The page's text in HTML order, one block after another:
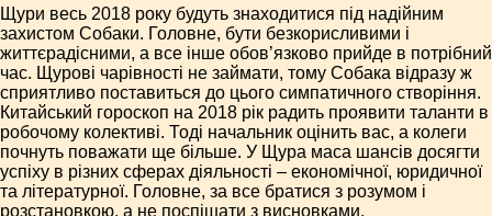
Щури весь 2018 року будуть знаходитися під надійним
захистом Собаки. Головне, бути безкорисливими і
життєрадісними, а все інше обов’язково прийде в потрібний
час. Щурові чарівності не займати, тому Собака відразу ж
сприятливо поставиться до цього симпатичного створіння.
Китайський гороскоп на 2018 рік радить проявити таланти в
робочому колективі. Тоді начальник оцінить вас, а колеги
почнуть поважати ще більше. У Щура маса шансів досягти
успіху в різних сферах діяльності – економічної, юридичної
та літературної. Головне, за все братися з розумом і
розстановкою, а не поспішати з висновками.